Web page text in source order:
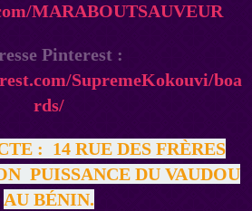
MARABOUTSAUVEUR
Pinterest :
SupremeKokouvi/boa
rds/
: 14 RUE DES FRÈRES
PUISSANCE DU VAUDOU
AU BÉNIN.